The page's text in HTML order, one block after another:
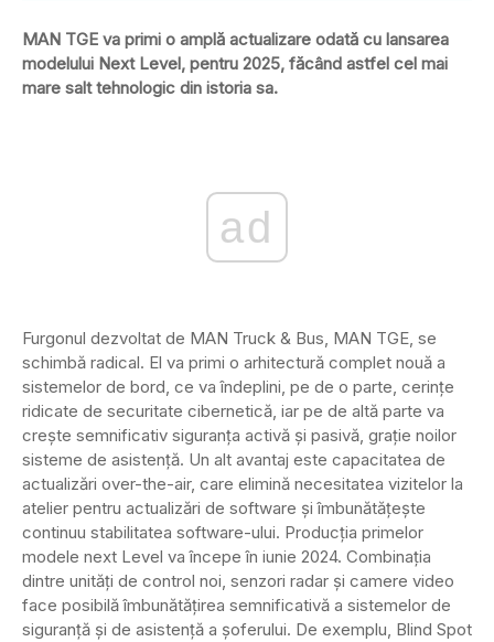
MAN TGE va primi o amplă actualizare odată cu lansarea
modelului Next Level, pentru 2025, făcând astfel cel mai
mare salt tehnologic din istoria sa.
ad
Furgonul dezvoltat de MAN Truck & Bus, MAN TGE, se
schimbă radical. El va primi o arhitectură complet nouă a
sistemelor de bord, ce va îndeplini, pe de o parte, cerințe
ridicate de securitate cibernetică, iar pe de altă parte va
crește semnificativ siguranța activă și pasivă, grație noilor
sisteme de asistență. Un alt avantaj este capacitatea de
actualizări over-the-air, care elimină necesitatea vizitelor la
atelier pentru actualizări de software și îmbunătățește
continuu stabilitatea software-ului. Producția primelor
modele next Level va începe în iunie 2024. Combinația
dintre unități de control noi, senzori radar și camere video
face posibilă îmbunătățirea semnificativă a sistemelor de
siguranță și de asistență a șoferului. De exemplu, Blind Spot